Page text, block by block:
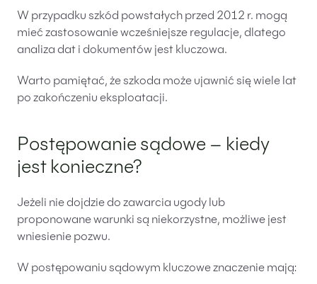
W przypadku szkód powstałych przed 2012 r. mogą
mieć zastosowanie wcześniejsze regulacje, dlatego
analiza dat i dokumentów jest kluczowa.
Warto pamiętać, że szkoda może ujawnić się wiele lat
po zakończeniu eksploatacji.
Postępowanie sądowe – kiedy
jest konieczne?
Jeżeli nie dojdzie do zawarcia ugody lub
proponowane warunki są niekorzystne, możliwe jest
wniesienie pozwu.
W postępowaniu sądowym kluczowe znaczenie mają: